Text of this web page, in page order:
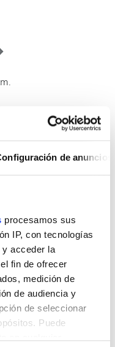
de anuncios
procesamos sus
IP, con tecnologías
acceder la
fin de ofrecer
medición de
de audiencia y
de seleccionar
Puede
19:00